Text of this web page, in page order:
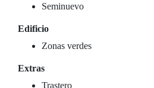
Seminuevo
Edificio
Zonas verdes
Extras
Trastero